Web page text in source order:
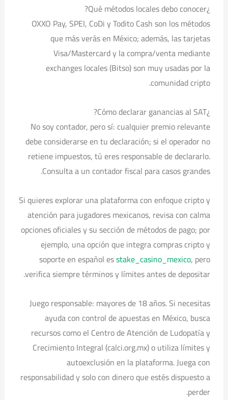
¿Qué métodos locales debo conocer?
OXXO Pay, SPEI, CoDi y Todito Cash son los métodos
que más verás en México; además, las tarjetas
Visa/Mastercard y la compra/venta mediante
exchanges locales (Bitso) son muy usadas por la
comunidad cripto.
¿Cómo declarar ganancias al SAT?
No soy contador, pero sí: cualquier premio relevante
debe considerarse en tu declaración; si el operador no
retiene impuestos, tú eres responsable de declararlo.
Consulta a un contador fiscal para casos grandes.
Si quieres explorar una plataforma con enfoque cripto y
atención para jugadores mexicanos, revisa con calma
opciones oficiales y su sección de métodos de pago; por
ejemplo, una opción que integra compras cripto y
soporte en español esstake_casino_mexico, pero
verifica siempre términos y límites antes de depositar.
Juego responsable: mayores de 18 años. Si necesitas
ayuda con control de apuestas en México, busca
recursos como el Centro de Atención de Ludopatía y
Crecimiento Integral (calci.org.mx) o utiliza límites y
autoexclusión en la plataforma. Juega con
responsabilidad y solo con dinero que estés dispuesto a
perder.